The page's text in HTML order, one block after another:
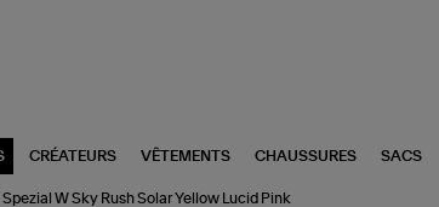
CRÉATEURS VÊTEMENTS CHAUSSURES SACS
W Sky Rush Solar Yellow Lucid Pink